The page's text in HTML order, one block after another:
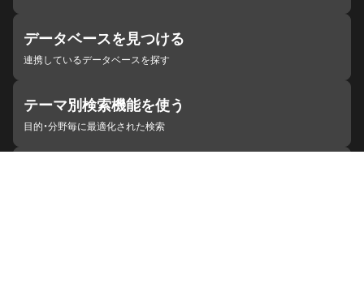
データベースを見つける
連携しているデータベースを探す
テーマ別検索機能を使う
目的・分野毎に最適化された検索